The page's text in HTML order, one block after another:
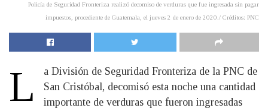
Policía de Seguridad Fronteriza realizó decomiso de verduras que fue ingresada sin pagar
impuestos, procediente de Guatemala, el jueves 2 de enero de 2020./ Créditos: PNC
L
a División de Seguridad Fronteriza de la PNC de
San Cristóbal, decomisó esta noche una cantidad
importante de verduras que fueron ingresadas